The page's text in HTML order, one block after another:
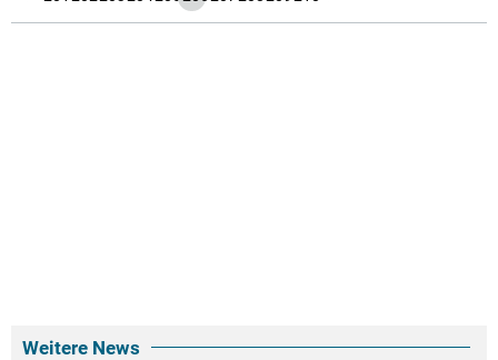
Weitere News